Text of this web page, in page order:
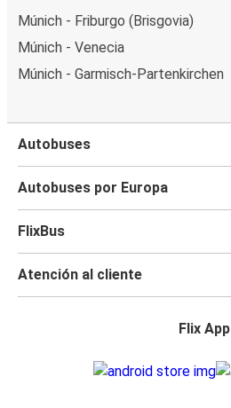
Múnich - Friburgo (Brisgovia)
Múnich - Venecia
Múnich - Garmisch-Partenkirchen
Autobuses
Autobuses por Europa
FlixBus
Atención al cliente
Flix App